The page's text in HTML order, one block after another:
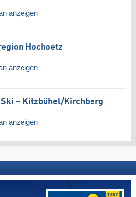
anzeigen
Hochoetz
anzeigen
– Kitzbühel/​Kirchberg
anzeigen